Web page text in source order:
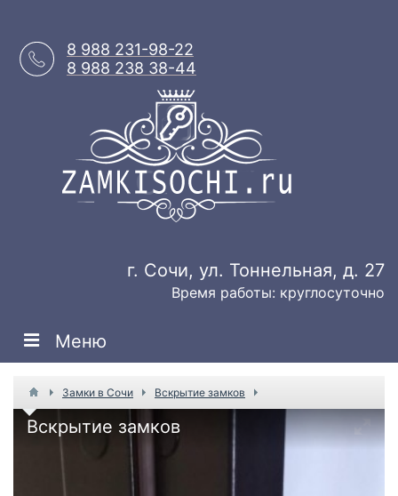
8 988 231-98-22
8 988 238 38-44
г. Сочи, ул. Тоннельная, д. 27
Время работы: круглосуточно
Меню
Замки в Сочи Вскрытие замков
Вскрытие замков